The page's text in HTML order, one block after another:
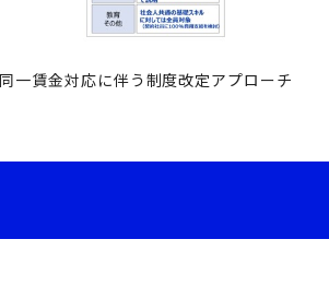
一賃金対応に伴う制度改定アプローチ